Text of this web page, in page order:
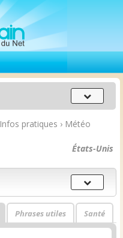
Menu
principal
Infos pratiques › Météo
États-Unis
Sections
du
guide
Phrases utiles Santé